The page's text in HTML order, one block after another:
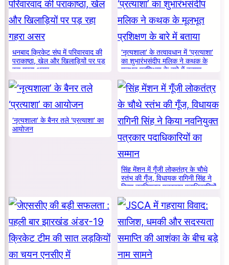
धनबाद क्रिकेट संघ में परिवारवाद की
पराकाष्ठा, खेल और खिलाड़ियों पर पड़
रहा गहरा असर
‘नृत्यशाला’ के तत्वावधान में ‘प्रत्याशा’
का शुभारंभसंदीप मलिक ने कथक के
मूलभूत प्रशिक्षण के बारे में बताया
‘नृत्यशाला’ के बैनर तले ‘प्रत्याशा’ का
आयोजन
सिंह मेंशन में गूँजी लोकतंत्र के चौथे
स्तंभ की गूँज, विधायक रागिनी सिंह ने
किया नवनियुक्त पत्रकार पदाधिकारियों
का सम्मान